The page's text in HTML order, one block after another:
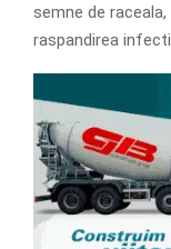
semne de
raspandirea